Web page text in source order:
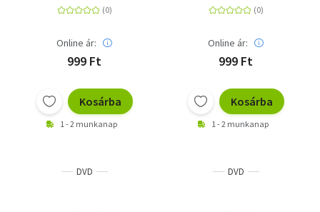
Online ár:
999 Ft
Kosárba
1 - 2 munkanap
Online ár:
999 Ft
Kosárba
1 - 2 munkanap
DVD DVD